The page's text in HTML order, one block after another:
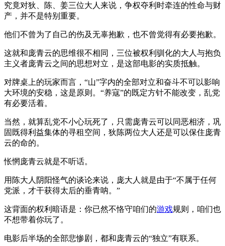
究竟对狄、陈、姜三位大人来说，争权夺利时牵连的性命与财
产，并不是特别重要。
他们不曾为了自己的伤及无辜抱歉，也不曾觉得有必要抱歉。
这就和庞青云的思维很不相同，三位被权利驯化的大人与抱负
主义者庞青云之间的思想对立，是这部电影的实质抵触。
对牌桌上的玩家而言，“山”字内的全部对立和奋斗不可以影响
大环境的安稳，这是原则。“养寇”的既定方针不能改变，乱党
有必要活着。
当然，就算乱党不小心玩死了，只需庞青云可以同恶相济，巩
固既得利益集体的寻租空间，狄陈两位大人还是可以保住庞青
云的命的。
怅惘庞青云就是不听话。
用陈大人阴阳怪气的谈论来说，庞大人就是由于“不属于任何
党派，才干获得太后的垂青呐。”
这背面的权利暗语是：你已然不恪守咱们的游戏规则，咱们也
不想带着你玩了。
电影后半场的全部悲惨剧，都和庞青云的“独立”有联系。